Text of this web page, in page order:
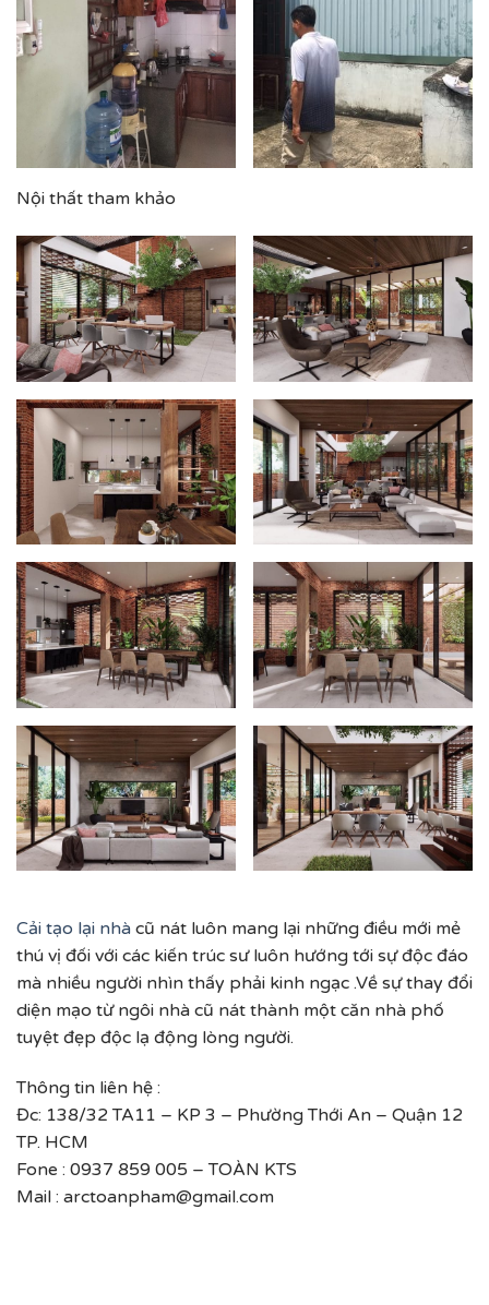
Nội thất tham khảo
Cải tạo lại nhà cũ nát luôn mang lại những điều mới mẻ
thú vị đối với các kiến trúc sư luôn hướng tới sự độc đáo
mà nhiều người nhìn thấy phải kinh ngạc .Về sự thay đổi
diện mạo từ ngôi nhà cũ nát thành một căn nhà phố
tuyệt đẹp độc lạ động lòng người.
Thông tin liên hệ :
Đc: 138/32 TA11 – KP 3 – Phường Thới An – Quận 12
TP. HCM
Fone : 0937 859 005 – TOÀN KTS
Mail : arctoanpham@gmail.com